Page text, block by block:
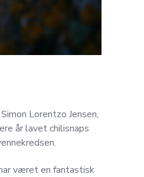
Lorentzo Jensen,
år lavet chilisnaps
været en fantastisk